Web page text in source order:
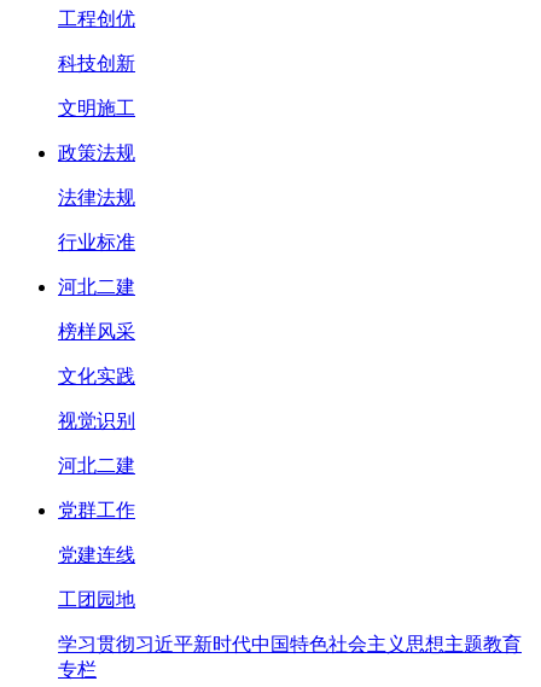
工程创优
科技创新
文明施工
政策法规
法律法规
行业标准
河北二建
榜样风采
文化实践
视觉识别
河北二建
党群工作
党建连线
工团园地
学习贯彻习近平新时代中国特色社会主义思想主题教育
专栏